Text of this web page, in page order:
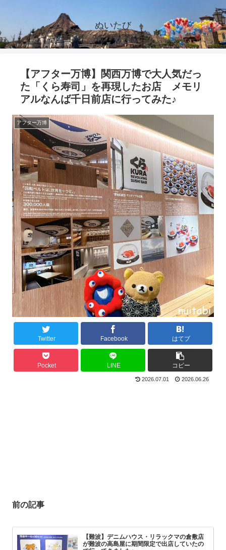
ぬいたび
【アフター万博】関西万博で大人気だっ
た「くら寿司」を再現したお店 メモリ
アルなんば千日前店に行ってみた♪
アフター万博
Twitter Facebook はてブ
Pocket LINE コピー
2026.07.01 2026.06.26
前の記事
【難波】デニムハウス・リラックマの倉敷店
が難波の高島屋に期間限定で出店していたの